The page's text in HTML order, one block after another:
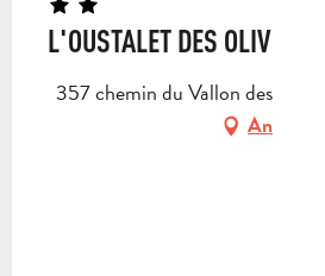
L'OUSTALET DES OLIVIERS
357 chemin du Vallon des
Anfahrt